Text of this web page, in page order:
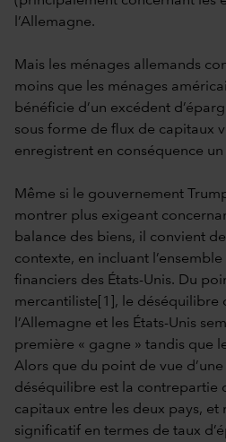
l’Allemagne.
Mais les ménages allemands
moins que les ménages
bénéficie d’un excédent
sous forme de flux de capitaux
enregistrent en conséquence
Même si le gouvernement
montrer plus exigeant
balance des biens, il convient
contexte, en incluant
financiers des États-Unis. Du
mercantiliste[1], le déséquilibre
l’Allemagne et les États-Unis
première « gagne » tandis que
Alors que du point de vue
déséquilibre est la contrepartie
capitaux entre les deux pays, et
significatif en termes de taux